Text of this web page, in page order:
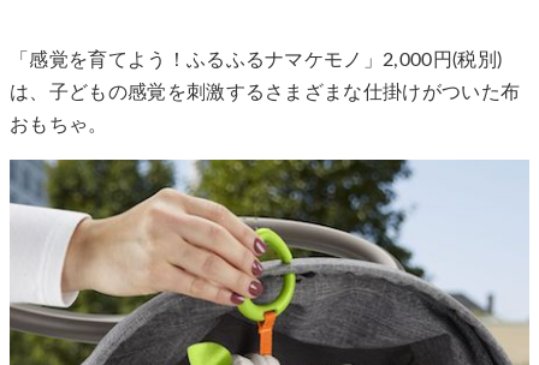
「感覚を育てよう！ふるふるナマケモノ」2,000円(税別)
は、子どもの感覚を刺激するさまざまな仕掛けがついた布
おもちゃ。